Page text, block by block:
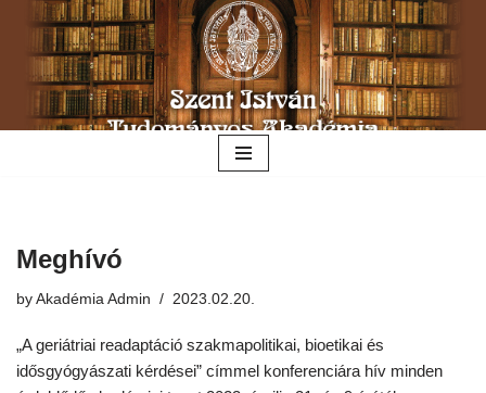
Skip
content
Meghívó
by Akadémia Admin 2023.02.20.
„A geriátriai readaptáció szakmapolitikai, bioetikai és
idősgyógyászati kérdései” címmel konferenciára hív minden